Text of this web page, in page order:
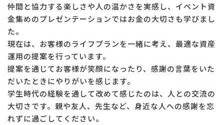
仲間と協力する楽しさや人の温かさを実感し、イベント資
金集めのプレゼンテーションではお金の大切さも学びまし
た。
現在は、お客様のライフプランを一緒に考え、最適な資産
運用の提案を行っています。
提案を通じてお客様が笑顔になったり、感謝の言葉をいた
だいたときにやりがいを感じます。
学生時代の経験を通して改めて感じたのは、人との交流の
大切さです。親や友人、先生など、身近な人への感謝を忘
れずに過ごしてください。